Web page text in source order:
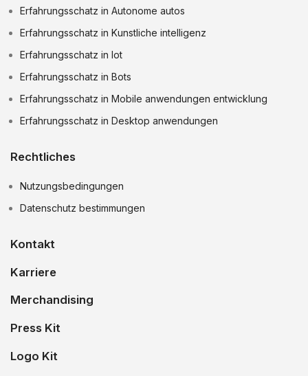
Erfahrungsschatz in Autonome autos
Erfahrungsschatz in Kunstliche intelligenz
Erfahrungsschatz in Iot
Erfahrungsschatz in Bots
Erfahrungsschatz in Mobile anwendungen entwicklung
Erfahrungsschatz in Desktop anwendungen
Rechtliches
Nutzungsbedingungen
Datenschutz bestimmungen
Kontakt
Karriere
Merchandising
Press Kit
Logo Kit